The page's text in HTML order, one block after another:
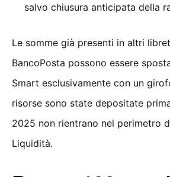
salvo chiusura anticipata della
Le somme già presenti in altri
BancoPosta possono essere
Smart esclusivamente con un
risorse sono state depositate
2025 non rientrano nel perimetro
Liquidità.